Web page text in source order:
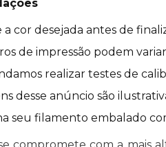
a cor desejada antes de
de impressão podem
realizar testes de
desse anúncio são
seu filamento embalado